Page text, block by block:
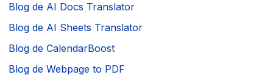
Blog de AI Docs Translator
Blog de AI Sheets Translator
Blog de CalendarBoost
Blog de Webpage to PDF